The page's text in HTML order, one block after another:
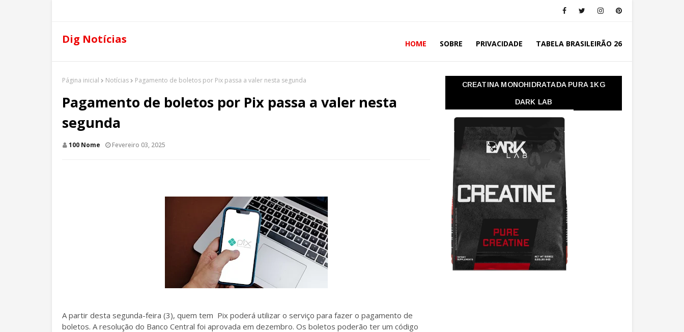
Dig Notícias HOME SOBRE PRIVACIDADE TABELA BRASILEIRÃO 26
Página inicial Notícias Pagamento de boletos por Pix passa a valer nesta segunda
Pagamento de boletos por Pix passa a valer nesta
segunda
100 Nome Fevereiro 03, 2025
A partir desta segunda-feira (3), quem tem Pix poderá utilizar o serviço para fazer o pagamento de
boletos. A resolução do Banco Central foi aprovada em dezembro. Os boletos poderão ter um código
CREATINA MONOHIDRATADA PURA 1KG
DARK LAB